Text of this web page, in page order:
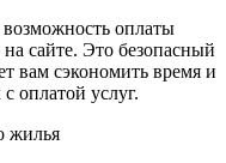
оплаты
сайте. Это безопасный
вам сэкономить время и
оплатой услуг.
жилья